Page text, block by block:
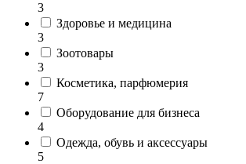
3
Здоровье и медицина
3
Зоотовары
3
Косметика, парфюмерия
7
Оборудование для бизнеса
4
Одежда, обувь и аксессуары
5